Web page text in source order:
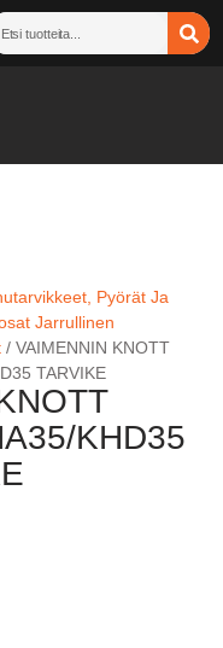
Pyörät Ja
Jarrullinen
/ VAIMENNIN KNOTT
TARVIKE
KHD35